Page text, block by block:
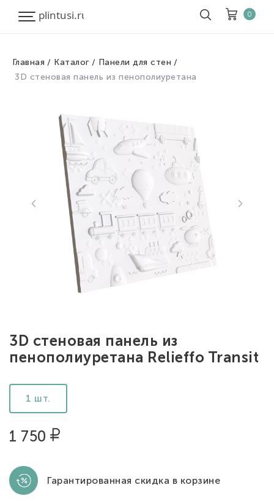
Корзина Очистить все
Товары
Скидка
Итого к оплате
0
Главная Каталог
Панели для стен
3D стеновая панель из пенополиуретана
3D стеновая панель из
пенополиуретана Relieffo Transit
1 шт.
1 750
Гарантированная скидка в корзине